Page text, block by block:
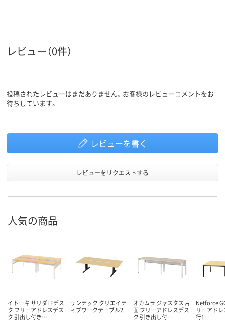
レビュー（0件）
投稿されたレビューはまだありません。お客様のレビューコメントをお
待ちしています。
レビューを書く
レビューをリクエストする
人気の商品
イトーキ サリダLFデス
ク フリーアドレスデス
ク 引出し付き…
サンテック クリエイテ
ィブワークテーブル2
オカムラ ジャスタス 片
面 フリーアドレスデス
ク 引き出し付…
Netforce
リーアド
行1…